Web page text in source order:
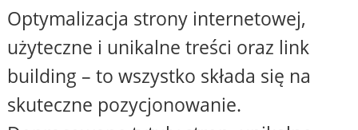
Optymalizacja strony internetowej,
użyteczne i unikalne treści oraz link
building – to wszystko składa się na
skuteczne pozycjonowanie.